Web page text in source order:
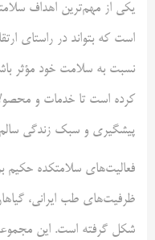
یکی از مهم‌ترین اهداف
است که بتواند در راستای
نسبت به سلامت خود مؤثر
کرده است تا خدمات و
پیشگیری و سبک زندگی سالم
فعالیت‌های سلامتکده حکیم
ظرفیت‌های طب ایرانی،
شکل گرفته است. این